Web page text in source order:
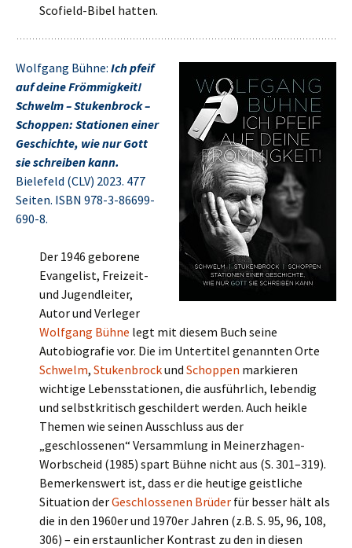
Scofield-Bibel hatten.
Wolfgang Bühne: Ich pfeif
auf deine Frömmigkeit!
Schwelm – Stukenbrock –
Schoppen: Stationen einer
Geschichte, wie nur Gott
sie schreiben kann.
Bielefeld (CLV) 2023. 477
Seiten. ISBN 978-3-86699-
690-8.
Der 1946 geborene
Evangelist, Freizeit-
und Jugendleiter,
Autor und Verleger
Wolfgang Bühne legt mit diesem Buch seine
Autobiografie vor. Die im Untertitel genannten Orte
Schwelm, Stukenbrockund Schoppen markieren
wichtige Lebensstationen, die ausführlich, lebendig
und selbstkritisch geschildert werden. Auch heikle
Themen wie seinen Ausschluss aus der
„geschlossenen“ Versammlung in Meinerzhagen-
Worbscheid (1985) spart Bühne nicht aus (S. 301–319).
Bemerkenswert ist, dass er die heutige geistliche
Situation derGeschlossenen Brüder für besser hält als
die in den 1960er und 1970er Jahren (z.B. S. 95, 96, 108,
306) – ein erstaunlicher Kontrast zu den in diesen